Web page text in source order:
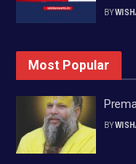
BY
Most Popular
BY